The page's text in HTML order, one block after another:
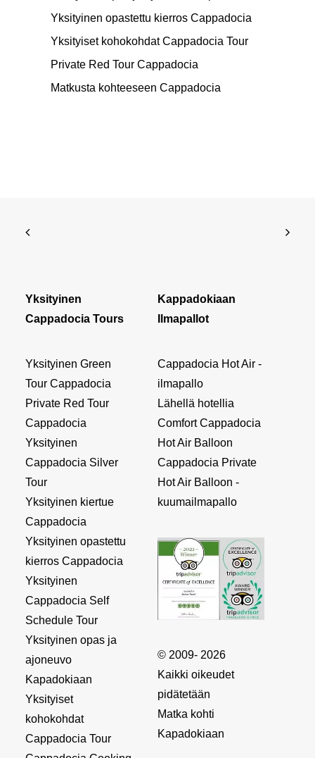
Yksityinen opastettu kierros Cappadocia
Yksityiset kohokohdat Cappadocia Tour
Private Red Tour Cappadocia
Matkusta kohteeseen Cappadocia
Yksityinen
Cappadocia Tours
Yksityinen Green
Tour Cappadocia
Private Red Tour
Cappadocia
Yksityinen
Cappadocia Silver
Tour
Yksityinen kiertue
Cappadocia
Yksityinen opastettu
kierros Cappadocia
Yksityinen
Cappadocia Self
Schedule Tour
Yksityinen opas ja
ajoneuvo
Kapadokiaan
Yksityiset
kohokohdat
Cappadocia Tour
Kappadokiaan
Ilmapallot
Cappadocia Hot Air -
ilmapallo
Lähellä hotellia
Comfort Cappadocia
Hot Air Balloon
Cappadocia Private
Hot Air Balloon -
kuumailmapallo
© 2009- 2026
Kaikki oikeudet
pidätetään
Matka kohti
Kapadokiaan